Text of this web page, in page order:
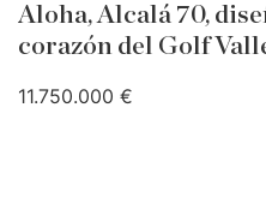
Aloha, Alcalá 70,
corazón del Golf
11.750.000 €